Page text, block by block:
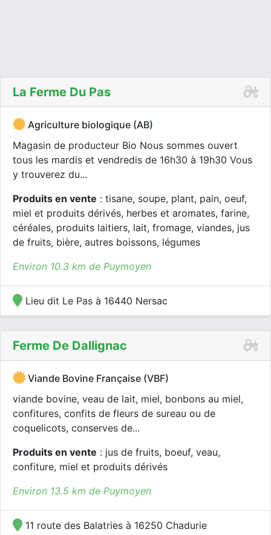
La Ferme Du Pas
Agriculture biologique (AB)
Magasin de producteur Bio Nous sommes ouvert
tous les mardis et vendredis de 16h30 à 19h30 Vous
y trouverez du...
Produits en vente : tisane, soupe, plant, pain, oeuf,
miel et produits dérivés, herbes et aromates, farine,
céréales, produits laitiers, lait, fromage, viandes, jus
de fruits, bière, autres boissons, légumes
Environ 10.3 km de Puymoyen
Lieu dit Le Pas à 16440 Nersac
Ferme De Dallignac
Viande Bovine Française (VBF)
viande bovine, veau de lait, miel, bonbons au miel,
confitures, confits de fleurs de sureau ou de
coquelicots, conserves de...
Produits en vente : jus de fruits, boeuf, veau,
confiture, miel et produits dérivés
Environ 13.5 km de Puymoyen
11 route des Balatries à 16250 Chadurie